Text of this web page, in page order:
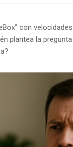
con
plantea la